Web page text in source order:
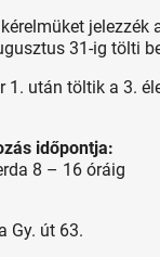
jelezzék
31-ig tölti
1. után töltik a 3.
időpontja:
8 – 16 óráig
Gy. út 63.